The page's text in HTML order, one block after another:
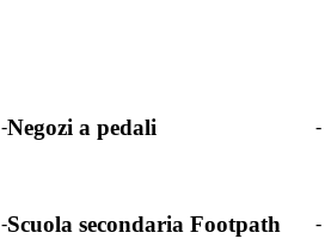
-Negozi a pedali -
-Scuola secondaria Footpath -